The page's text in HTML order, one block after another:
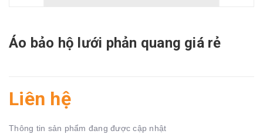
Áo bảo hộ lưới phản quang giá rẻ
Liên hệ
Thông tin sản phẩm đang được cập nhật